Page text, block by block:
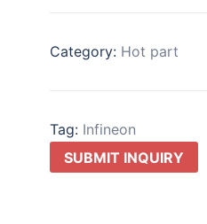
Category: Hot part
Tag: Infineon
SUBMIT INQUIRY